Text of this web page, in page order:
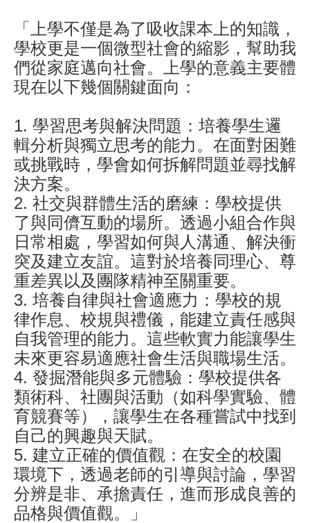
「上學不僅是為了吸收課本上的知識，
學校更是一個微型社會的縮影，幫助我
們從家庭邁向社會。上學的意義主要體
現在以下幾個關鍵面向：
1. 學習思考與解決問題：培養學生邏
輯分析與獨立思考的能力。在面對困難
或挑戰時，學會如何拆解問題並尋找解
決方案。
2. 社交與群體生活的磨練：學校提供
了與同儕互動的場所。透過小組合作與
日常相處，學習如何與人溝通、解決衝
突及建立友誼。這對於培養同理心、尊
重差異以及團隊精神至關重要。
3. 培養自律與社會適應力：學校的規
律作息、校規與禮儀，能建立責任感與
自我管理的能力。這些軟實力能讓學生
未來更容易適應社會生活與職場生活。
4. 發掘潛能與多元體驗：學校提供各
類術科、社團與活動（如科學實驗、體
育競賽等），讓學生在各種嘗試中找到
自己的興趣與天賦。
5. 建立正確的價值觀：在安全的校園
環境下，透過老師的引導與討論，學習
分辨是非、承擔責任，進而形成良善的
品格與價值觀。」